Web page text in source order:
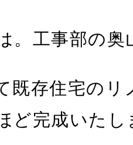
。工事部の奥
既存住宅のリ
ど完成いたし